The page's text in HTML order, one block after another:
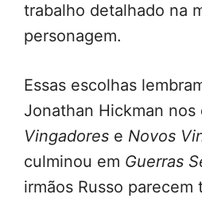
trabalho detalhado na
personagem.
Essas escolhas
Jonathan Hickman nos
Vingadores e Novos
culminou em Guerras
irmãos Russo parecem